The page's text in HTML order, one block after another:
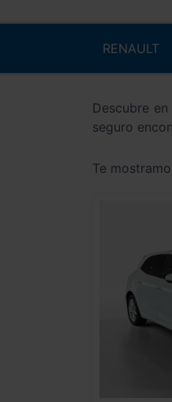
Descubre en
seguro
Te